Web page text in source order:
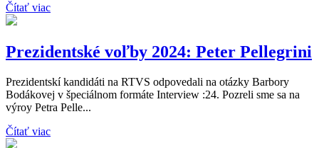
Čítať viac
Prezidentské voľby 2024: Peter Pellegrini
Prezidentskí kandidáti na RTVS odpovedali na otázky Barbory
Bodákovej v špeciálnom formáte Interview :24. Pozreli sme sa na
výroy Petra Pelle...
Čítať viac